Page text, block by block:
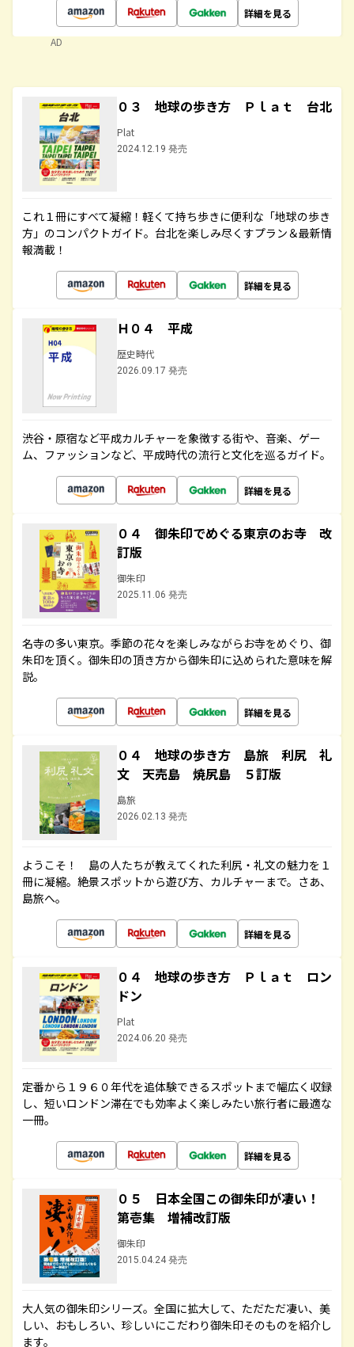
詳細を見る
AD
０３ 地球の歩き方 Ｐｌａｔ 台北
Plat
2024.12.19 発売
これ１冊にすべて凝縮！軽くて持ち歩きに便利な「地球の歩き
方」のコンパクトガイド。台北を楽しみ尽くすプラン＆最新情
報満載！
詳細を見る
Ｈ０４ 平成
歴史時代
2026.09.17 発売
渋谷・原宿など平成カルチャーを象徴する街や、音楽、ゲー
ム、ファッションなど、平成時代の流行と文化を巡るガイド。
詳細を見る
０４ 御朱印でめぐる東京のお寺 改
訂版
御朱印
2025.11.06 発売
名寺の多い東京。季節の花々を楽しみながらお寺をめぐり、御
朱印を頂く。御朱印の頂き方から御朱印に込められた意味を解
説。
詳細を見る
０４ 地球の歩き方 島旅 利尻 礼
文 天売島 焼尻島 ５訂版
島旅
2026.02.13 発売
ようこそ！ 島の人たちが教えてくれた利尻・礼文の魅力を１
冊に凝縮。絶景スポットから遊び方、カルチャーまで。さあ、
島旅へ。
詳細を見る
０４ 地球の歩き方 Ｐｌａｔ ロン
ドン
Plat
2024.06.20 発売
定番から１９６０年代を追体験できるスポットまで幅広く収録
し、短いロンドン滞在でも効率よく楽しみたい旅行者に最適な
一冊。
詳細を見る
０５ 日本全国この御朱印が凄い！
第壱集 増補改訂版
御朱印
2015.04.24 発売
大人気の御朱印シリーズ。全国に拡大して、ただただ凄い、美
しい、おもしろい、珍しいにこだわり御朱印そのものを紹介し
ます。